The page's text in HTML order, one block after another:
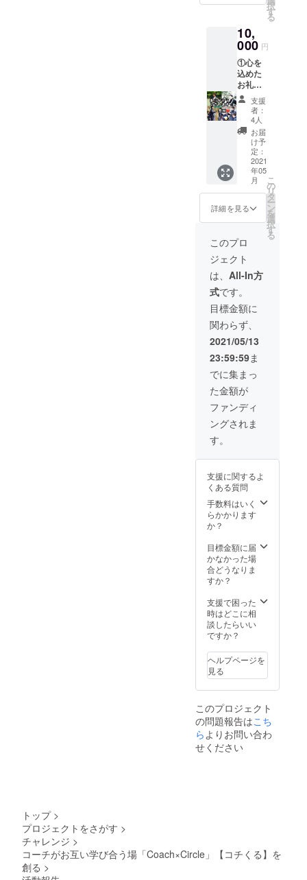
み後変
望の場
合は、
講習会
前日ま
でにご
連絡い
ただけ
れば可
能で
す。
ニックネームご
希望の方は、支
援時にご希望の
ニックネームを
ご記入くださ
い）
択
す
る
10,
000 円
①心を
込めた
お礼の
メッ
セージ
②講習
会（4
回）に
て参加
者の皆
様に向
けて、
お名前
（もし
くは
ネー
ム）を
呼ばせ
ていた
だきま
す。ま
た、4回
分の録
画デー
タをお
送り致
しま
す。 ※
ニック
ネーム
ご希望
の方
は、支
のニッ
ムをご
記入く
ださ
い）
支援
者：
4人
お届
け予
定：
2021
年05
月
詳細を見る
こ
の
リ
タ
ー
ン
を
選
択
す
る
このプロ
ジェクト
は、 All-In方
式です。
目標金額に
関わらず、
2021/05/13
23:59:59ま
でに集まっ
た金額が
ファンディ
ングされま
す。
支援に関するよ
くある質問
手数料はいく
らかかります
か？
目標金額に届
かなかった場
合どうなりま
すか？
支援で困った
時はどこに相
談したらいい
ですか？
ヘルプページを
見る
このプロジェクト
の問題報告はこち
らよりお問い合わ
せください
トップ >
プロジェクトをさがす >
チャレンジ >
コーチがお互い学び合う場「Coach×Circle」【コチくる】を
創る >